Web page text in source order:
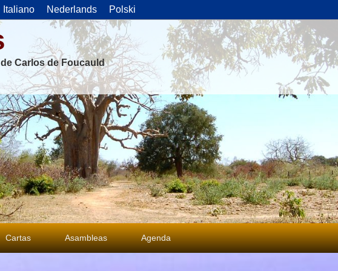
Italiano Nederlands Polski
Carlos de Foucauld
Cartas Asambleas Agenda